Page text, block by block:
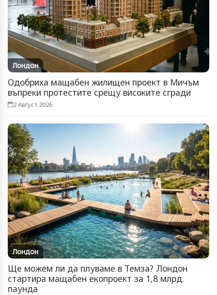
Лондон
Одобриха мащабен жилищен проект в Мичъм
въпреки протестите срещу високите сгради
2 Август 2026
Лондон
Ще можем ли да плуваме в Темза? Лондон
стартира мащабен екопроект за 1,8 млрд.
паунда